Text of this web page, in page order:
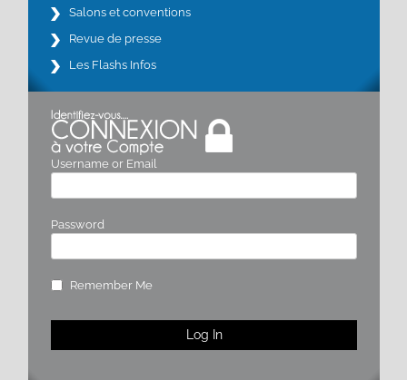
Salons et conventions
Revue de presse
Les Flashs Infos
Username or Email
Password
Remember Me